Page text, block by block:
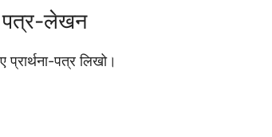
लेखन
पत्र लिखो।